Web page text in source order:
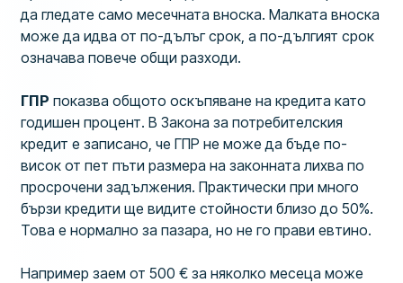
да гледате само месечната вноска. Малката вноска
може да идва от по-дълъг срок, а по-дългият срок
означава повече общи разходи.
ГПР показва общото оскъпяване на кредита като
годишен процент. В Закона за потребителския
кредит е записано, че ГПР не може да бъде по-
висок от пет пъти размера на законната лихва по
просрочени задължения. Практически при много
бързи кредити ще видите стойности близо до 50%.
Това е нормално за пазара, но не го прави евтино.
Например заем от 500 € за няколко месеца може